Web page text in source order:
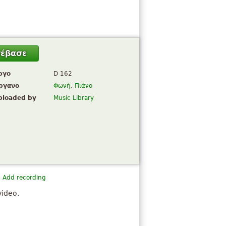
D 162
Φωνή, Πιάνο
by
Music Library
Add recording